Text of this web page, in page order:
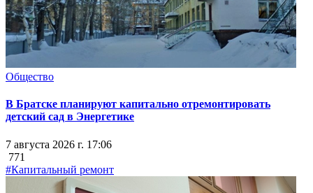
Общество
В Братске планируют капитально отремонтировать
детский сад в Энергетике
7 августа 2026 г. 17:06
771
#Капитальный ремонт